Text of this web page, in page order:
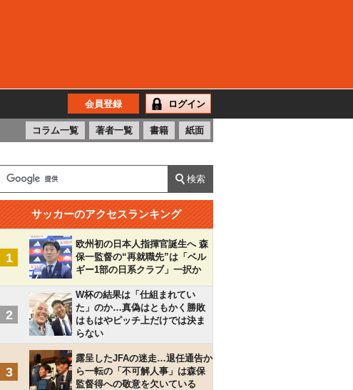
会員登録 ログイン
コラム一覧 著者一覧 書籍 紙面
サッカーのアクセスランキング
1
欧州初の日本人指揮官誕生へ 森
保一監督の“再就職先”は「ベル
ギー1部の日系クラブ」一択か
2
W杯の結果は「仕組まれてい
た」のか…真偽はともかく勝敗
はもはやピッチ上だけでは決ま
らない
3
露呈したJFAの迷走…退任通告か
ら一転の「不可解人事」は森保
監督得への敬意を欠いている